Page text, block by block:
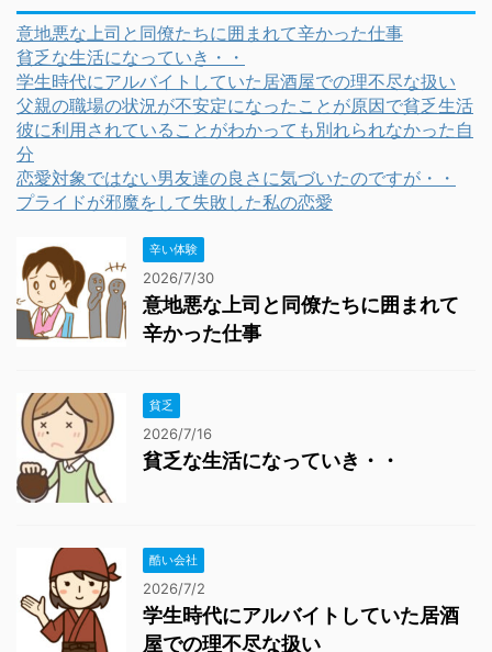
意地悪な上司と同僚たちに囲まれて辛かった仕事
貧乏な生活になっていき・・
学生時代にアルバイトしていた居酒屋での理不尽な扱い
父親の職場の状況が不安定になったことが原因で貧乏生活
彼に利用されていることがわかっても別れられなかった自
分
恋愛対象ではない男友達の良さに気づいたのですが・・
プライドが邪魔をして失敗した私の恋愛
辛い体験
2026/7/30
意地悪な上司と同僚たちに囲まれて
辛かった仕事
貧乏
2026/7/16
貧乏な生活になっていき・・
酷い会社
2026/7/2
学生時代にアルバイトしていた居酒
屋での理不尽な扱い